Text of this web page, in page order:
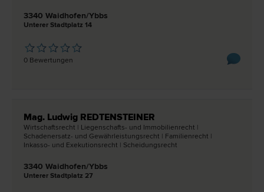
3340 Waidhofen/Ybbs
Unterer Stadtplatz 14
0 Bewertungen
Mag. Ludwig REDTENSTEINER
Wirtschafts­recht | Liegenschafts- und Immobilien­recht |
Schadenersatz- und Gewährleistungs­recht | Familien­recht |
Inkasso- und Exekutions­recht | Scheidungs­recht
3340 Waidhofen/Ybbs
Unterer Stadtplatz 27